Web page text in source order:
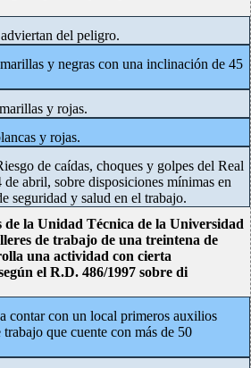
del peligro.
y negras con una inclinación de 45
y rojas.
y rojas.
de caídas, choques y golpes del Real
abril, sobre disposiciones mínimas en
seguridad y salud en el trabajo.
de la Unidad Técnica de la Universidad
de trabajo de una treintena de
una actividad con cierta
el R.D. 486/1997 sobre di
contar con un local primeros auxilios
que cuente con más de 50